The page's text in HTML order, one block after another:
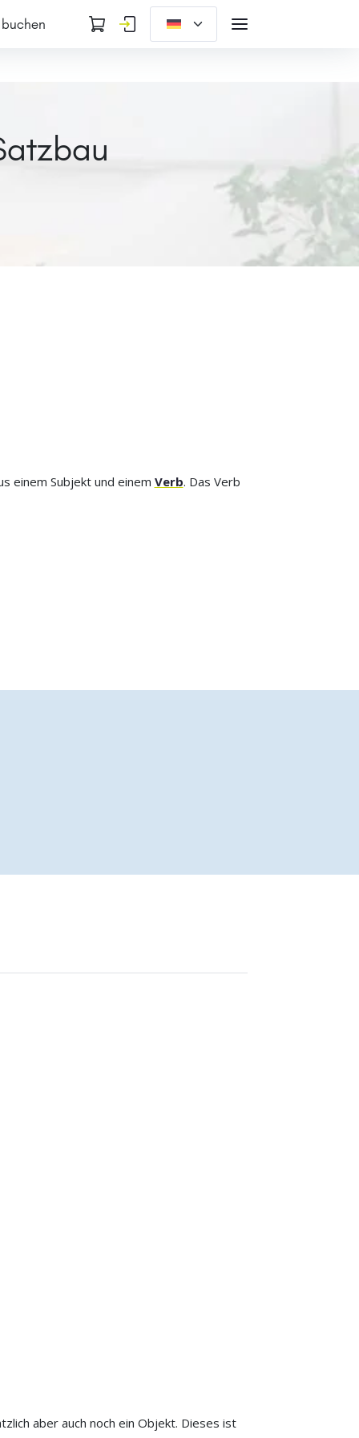
einem Subjekt und einem Verb. Das Verb
aber auch noch ein Objekt. Dieses ist